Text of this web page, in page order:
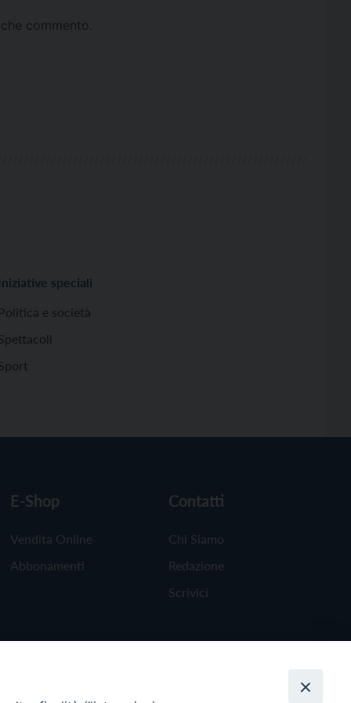
commento.
Iniziative speciali
Politica e società
E-Shop
Vendita Online
Abbonamenti
Contatti
Chi Siamo
Redazione
Scrivici